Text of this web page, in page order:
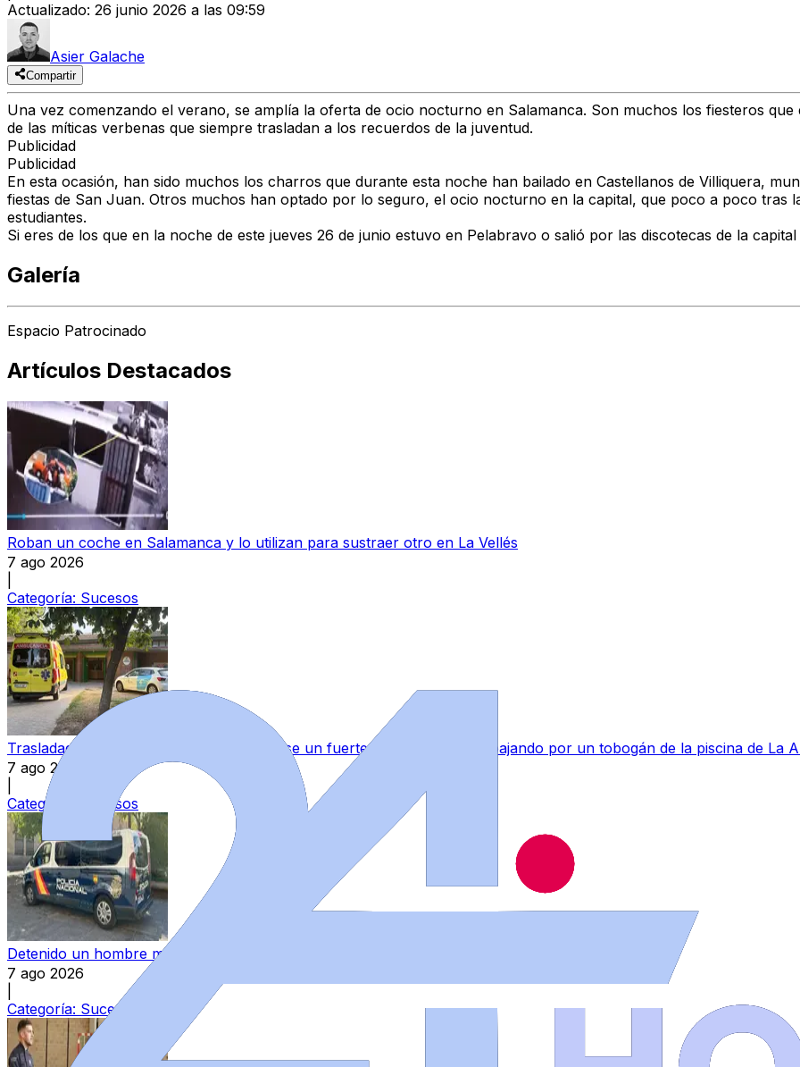
Actualizado: 26 junio 2026 a las 09:59
Asier Galache
Compartir
Una vez comenzando el verano, se amplía la oferta de ocio nocturno en Salamanca. Son muchos los fiesteros
de las míticas verbenas que siempre trasladan a los recuerdos de la juventud.
Publicidad
Publicidad
En esta ocasión, han sido muchos los charros que durante esta noche han bailado en Castellanos de Villiquera,
fiestas de San Juan. Otros muchos han optado por lo seguro, el ocio nocturno en la capital, que poco a poco tras
estudiantes.
Si eres de los que en la noche de este jueves 26 de junio estuvo en Pelabravo o salió por las discotecas de la
Galería
Espacio Patrocinado
Artículos Destacados
Roban un coche en Salamanca y lo utilizan para sustraer otro en La Vellés
7 ago 2026
Categoría: Sucesos
Trasladada al hospital una mujer tras darse un fuerte golpe en la nuca bajando por un tobogán de la piscina de La
7 ago 2026
Categoría:
Sucesos
Detenido un hombre mientras intentaba robar una bicicleta en Salamanca
7 ago 2026
Categoría: Sucesos